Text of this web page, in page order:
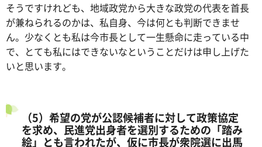
そうですけれども、地域政党から大きな政党の代表を首長
が兼ねられるのかは、私自身、今は何とも判断できませ
ん。少なくとも私は今市長として一生懸命に走っている中
で、とても私にはできないなということだけは申し上げた
いと思います。
（5）希望の党が公認候補者に対して政策協定
を求め、民進党出身者を選別するための「踏み
絵」とも言われたが、仮に市長が衆院選に出馬